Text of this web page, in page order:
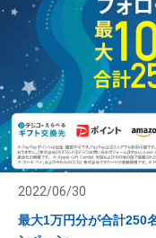
2022/06/30
最大1万円分が合計250